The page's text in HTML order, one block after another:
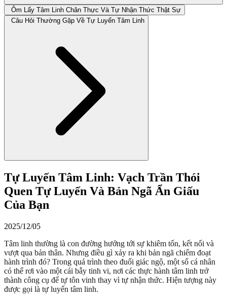
Ôm Lấy Tâm Linh Chân Thực Và Tự Nhận Thức Thật Sự
Câu Hỏi Thường Gặp Về Tự Luyến Tâm Linh
Tự Luyến Tâm Linh: Vạch Trần Thói
Quen Tự Luyến Và Bản Ngã Ẩn Giấu
Của Bạn
2025/12/05
Tâm linh thường là con đường hướng tới sự khiêm tốn, kết nối và
vượt qua bản thân. Nhưng điều gì xảy ra khi bản ngã chiếm đoạt
hành trình đó? Trong quá trình theo đuổi giác ngộ, một số cá nhân
có thể rơi vào một cái bẫy tinh vi, nơi các thực hành tâm linh trở
thành công cụ để tự tôn vinh thay vì tự nhận thức. Hiện tượng này
được gọi là tự luyến tâm linh.